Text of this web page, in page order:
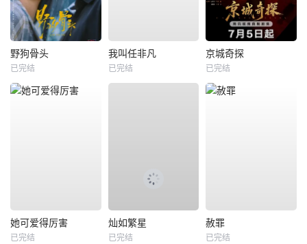
野狗骨头
已完结
我叫任非凡
已完结
京城奇探
已完结
她可爱得厉害
已完结
灿如繁星
已完结
赦罪
已完结